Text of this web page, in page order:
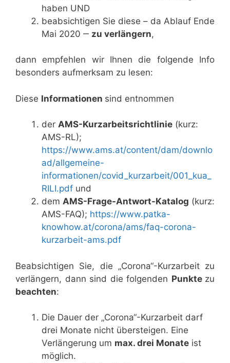
haben UND
beabsichtigen Sie diese – da Ablauf Ende
Mai 2020 ‒ zu verlängern,
dann empfehlen wir Ihnen die folgende Info
besonders aufmerksam zu lesen:
Diese Informationen sind entnommen
der AMS-Kurzarbeitsrichtlinie (kurz:
AMS-RL);
https://www.ams.at/content/dam/downlo
ad/allgemeine-
informationen/covid_kurzarbeit/001_kua_
RILI.pdf und
dem AMS-Frage-Antwort-Katalog (kurz:
AMS-FAQ); https://www.patka-
knowhow.at/corona/ams/faq-corona-
kurzarbeit-ams.pdf
Beabsichtigen Sie, die „Corona“-Kurzarbeit zu
verlängern, dann sind die folgenden Punkte zu
beachten:
Die Dauer der „Corona“-Kurzarbeit darf
drei Monate nicht übersteigen. Eine
Verlängerung um max. drei Monate ist
möglich.